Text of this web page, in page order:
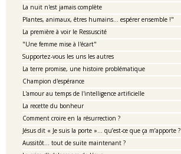
La nuit n'est jamais complète
Plantes, animaux, êtres humains... espérer ensemble !"
La première à voir le Ressuscité
"Une femme mise à l'écart"
Supportez-vous les uns les autres
La terre promise, une histoire problématique
Champion d'espérance
L'amour au temps de l'intelligence artificielle
La recette du bonheur
Comment croire en la résurrection ?
Jésus dit « Je suis la porte »… qu’est-ce que ça m’apporte ?
Aussitôt... tout de suite maintenant ?